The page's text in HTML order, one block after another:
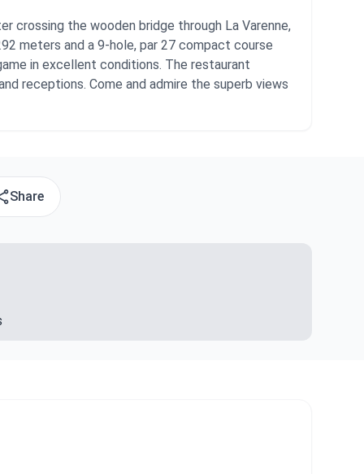
crossing the wooden bridge through La Varenne,
meters and a 9-hole, par 27 compact course
in excellent conditions. The restaurant
receptions. Come and admire the superb views
Share